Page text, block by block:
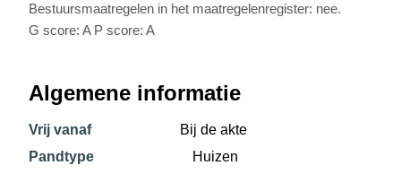
Bestuursmaatregelen in het maatregelenregister: nee.
G score: A P score: A
Algemene informatie
Vrij vanaf
Bij de akte
Pandtype
Huizen